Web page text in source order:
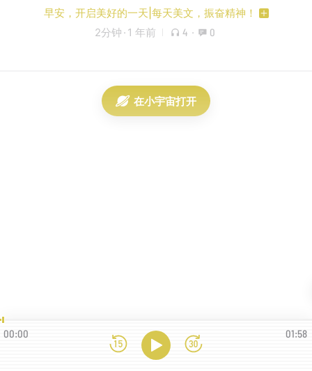
早安，开启美好的一天|每天美文，振奋精神！
2分钟 · 1 年前 4 · 0
在小宇宙打开
00:00 01:58